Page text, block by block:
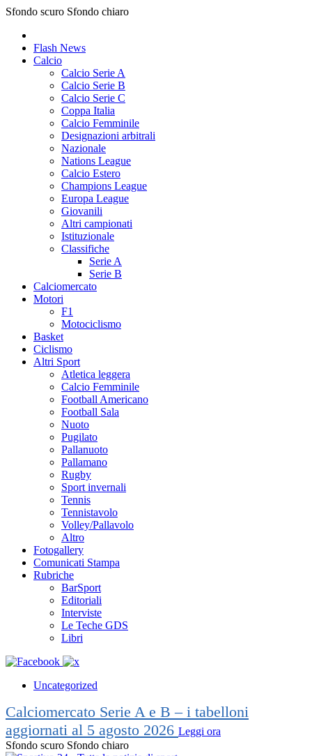
Sfondo scuro Sfondo chiaro
Flash News
Calcio
Calcio Serie A
Calcio Serie B
Calcio Serie C
Coppa Italia
Calcio Femminile
Designazioni arbitrali
Nazionale
Nations League
Calcio Estero
Champions League
Europa League
Giovanili
Altri campionati
Istituzionale
Classifiche
Serie A
Serie B
Calciomercato
Motori
F1
Motociclismo
Basket
Ciclismo
Altri Sport
Atletica leggera
Calcio Femminile
Football Americano
Football Sala
Nuoto
Pugilato
Pallanuoto
Pallamano
Rugby
Sport invernali
Tennis
Tennistavolo
Volley/Pallavolo
Altro
Fotogallery
Comunicati Stampa
Rubriche
BarSport
Editoriali
Interviste
Le Teche GDS
Libri
Uncategorized
Calciomercato Serie A e B – i tabelloni
aggiornati al 5 agosto 2026 Leggi ora
Sfondo scuro Sfondo chiaro